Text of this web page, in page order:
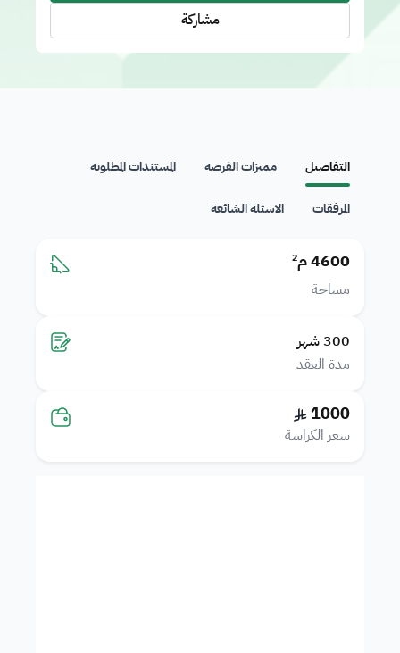
مشاركة
التفاصيل مميزات الفرصة المستندات المطلوبة
المرفقات الاسئلة الشائعة
4600 م²
مساحة
300 شهر
مدة العقد
1000
سعر الكراسة